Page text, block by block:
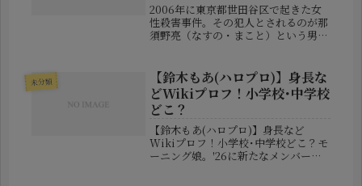
2006年に東京都世田谷区で起きた女
性殺害事件。その犯人とされるのが那
須野亮（なすの・まこと）という男で
年8月、収監先で再び殺人容疑で逮捕
され、世間を再び騒がせる事態とな...
未分類
【鈴木もあ(ハロプロ)】身長な
どWikiプロフ！小学校･中学校
どこ？
【鈴木もあ(ハロプロ)】身長など
Wikiプロフ！小学校･中学校どこ？モ
ーニング娘。'26に新たなメンバーと